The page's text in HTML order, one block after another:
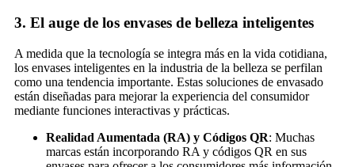
3. El auge de los envases de belleza inteligentes
A medida que la tecnología se integra más en la vida cotidiana,
los envases inteligentes en la industria de la belleza se perfilan
como una tendencia importante. Estas soluciones de envasado
están diseñadas para mejorar la experiencia del consumidor
mediante funciones interactivas y prácticas.
Realidad Aumentada (RA) y Códigos QR: Muchas
marcas están incorporando RA y códigos QR en sus